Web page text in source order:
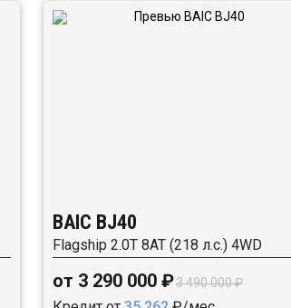
BAIC BJ40
Flagship 2.0T 8AT (218 л.с.) 4WD
от 3 290 000 ₽3 490 000 ₽